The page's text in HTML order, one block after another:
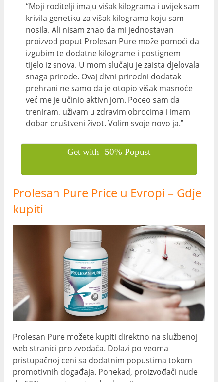
“Moji roditelji imaju višak kilograma i uvijek sam
krivila genetiku za višak kilograma koju sam
nosila. Ali nisam znao da mi jednostavan
proizvod poput Prolesan Pure može pomoći da
izgubim te dodatne kilograme i postignem
tijelo iz snova. U mom slučaju je zaista djelovala
snaga prirode. Ovaj divni prirodni dodatak
prehrani ne samo da je otopio višak masnoće
već me je učinio aktivnijom. Poceo sam da
treniram, uživam u zdravim obrocima i imam
dobar društveni život. Volim svoje novo ja.”
Get with -50% Popust
Prolesan Pure Price u Evropi – Gdje
kupiti
Prolesan Pure možete kupiti direktno na službenoj
web stranici proizvođača. Dolazi po veoma
pristupačnoj ceni sa dodatnim popustima tokom
promotivnih događaja. Ponekad, proizvođači nude